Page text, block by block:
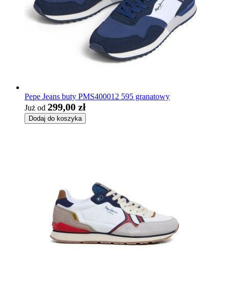
Pepe Jeans buty PMS400012 595 granatowy
Już od 299,00 zł
Dodaj do koszyka